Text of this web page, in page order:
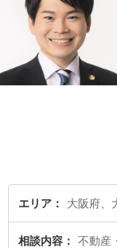
エリア 大阪府、
相談内容 不動産